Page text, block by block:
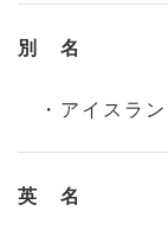
別 名
・アイスラン
英 名